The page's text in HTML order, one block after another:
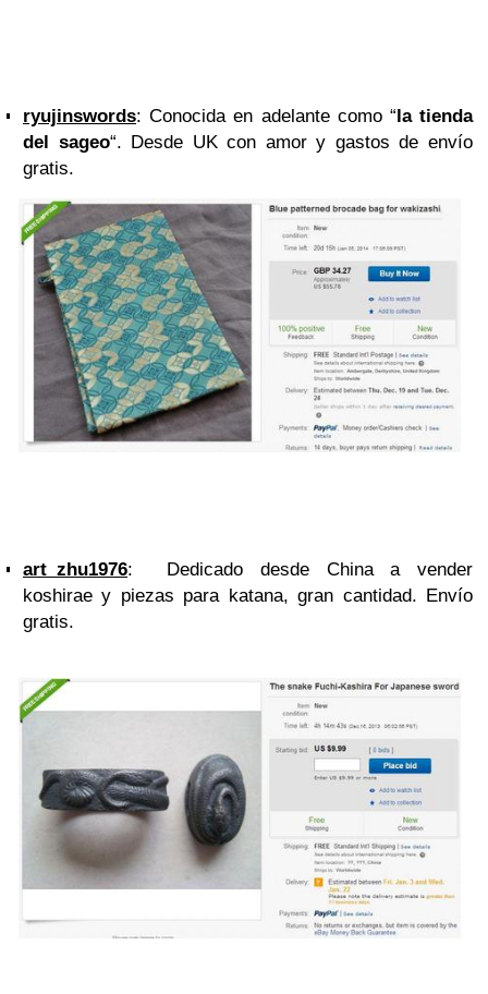
ryujinswords: Conocida en adelante como “la tienda
del sageo“. Desde UK con amor y gastos de envío
gratis.
art_zhu1976: Dedicado desde China a vender
koshirae y piezas para katana, gran cantidad. Envío
gratis.